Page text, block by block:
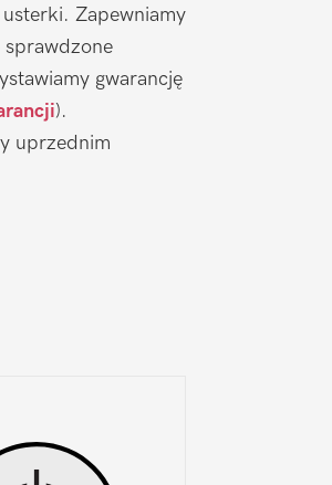
Zapewniamy
sprawdzone
gwarancję
).
uprzednim